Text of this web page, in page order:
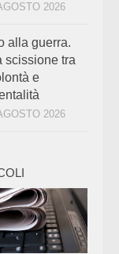
2026
alla guerra.
scissione tra
e
2026